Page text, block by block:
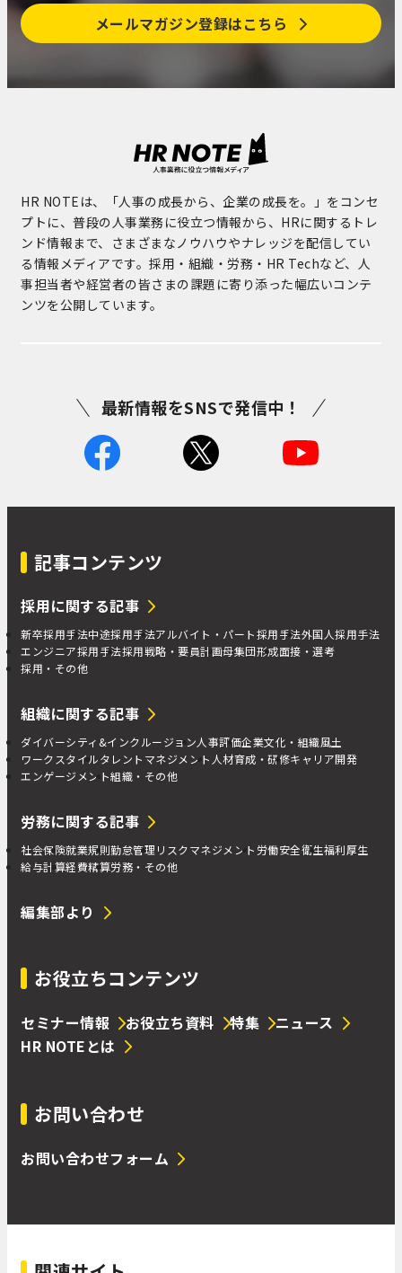
メールマガジン登録はこちら
HR NOTEは、「人事の成長から、企業の成長を。」をコンセ
プトに、普段の人事業務に役立つ情報から、HRに関するトレ
ンド情報まで、さまざまなノウハウやナレッジを配信してい
る情報メディアです。採用・組織・労務・HR Techなど、人
事担当者や経営者の皆さまの課題に寄り添った幅広いコンテ
ンツを公開しています。
最新情報をSNSで発信中！
記事コンテンツ
採用に関する記事
新卒採用手法中途採用手法アルバイト・パート採用手法外国人採用手法
エンジニア採用手法採用戦略・要員計画母集団形成面接・選考
採用・その他
組織に関する記事
ダイバーシティ&インクルージョン人事評価企業文化・組織風土
ワークスタイルタレントマネジメント 人材育成・研修キャリア開発
エンゲージメント組織・その他
労務に関する記事
社会保険就業規則勤怠管理 リスクマネジメント 労働安全衛生福利厚生
給与計算経費精算労務・その他
編集部より
お役立ちコンテンツ
セミナー情報 お役立ち資料 特集
ニュース
HR NOTEとは
お問い合わせ
お問い合わせフォーム